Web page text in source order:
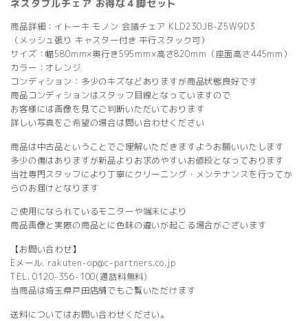
ネスタブルチェア お得な４脚セット
商品詳細：イトーキ モノン 会議チェア KLD230JB-Z5W9D3
（メッシュ張り キャスター付き 平行スタック可）
サイズ：幅580mm×奥行き595mm×高さ820mm（座面高さ445mm）
カラー：オレンジ
コンディション：多少のキズなどありますが商品状態良好です
商品コンディションはスタッフ目線となっていますので
お客様には画像を見てご判断いただいております
詳しい写真をご希望の場合は問い合わせください
商品は中古品ということでご理解いただきますようお願いいたします
多少の傷はありますが新品よりお求めやすいお値段となっております
当社専門スタッフにより丁寧にクリーニング・メンテナンスを行ってか
らのお届けとなります
ご使用になられているモニターや端末により
商品画像と実際の商品とに色味の違いが起こる場合がございます
【お問い合わせ】
Eメール. rakuten-op@c-partners.co.jp
TEL. 0120-356-100(通話料無料)
当商品は埼玉県戸田店舗でもご覧いただけます
送料についてはお問い合わせください。